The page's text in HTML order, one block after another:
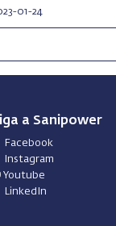
01-24
a Sanipower
Facebook
Instagram
Youtube
LinkedIn